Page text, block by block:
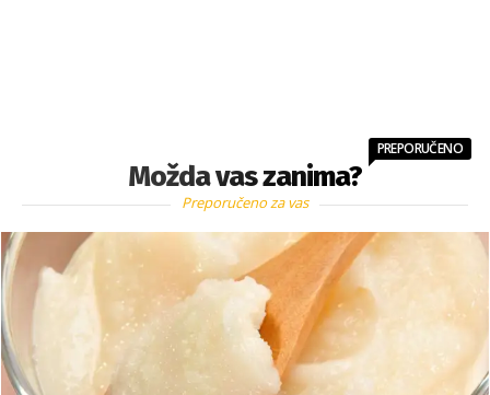
Možda vas zanima?
PREPORUČENO
Preporučeno za vas